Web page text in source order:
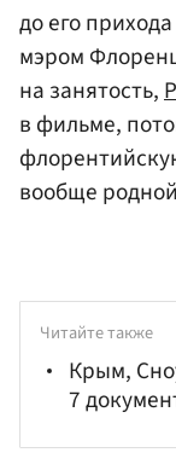
до его
мэром
на занятость,
в фильме,
вообще
Читайте также
Крым,
7